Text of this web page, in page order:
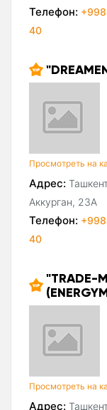
Телефон:
40
Просмотреть на
Адрес:
Аккурган, 23А
Телефон:
40
"TRADE-
Просмотреть на
Адрес: